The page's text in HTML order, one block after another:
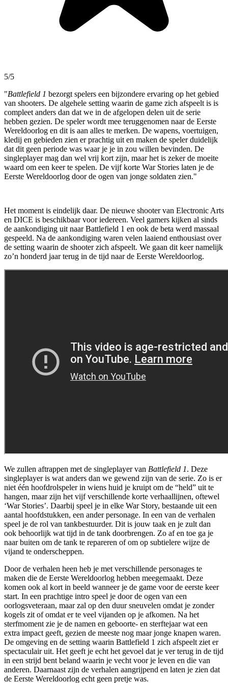
5/5
"Battlefield 1 bezorgt spelers een bijzondere ervaring op het gebied
van shooters. De algehele setting waarin de game zich afspeelt is is
compleet anders dan dat we in de afgelopen delen uit de serie
hebben gezien. De speler wordt mee teruggenomen naar de Eerste
Wereldoorlog en dit is aan alles te merken. De wapens, voertuigen,
kledij en gebieden zien er prachtig uit en maken de speler duidelijk
dat dit geen periode was waar je je in zou willen bevinden. De
singleplayer mag dan wel vrij kort zijn, maar het is zeker de moeite
waard om een keer te spelen. De vijf korte War Stories laten je de
Eerste Wereldoorlog door de ogen van jonge soldaten zien."
Het moment is eindelijk daar. De nieuwe shooter van Electronic Arts
en DICE is beschikbaar voor iedereen. Veel gamers kijken al sinds
de aankondiging uit naar Battlefield 1 en ook de beta werd massaal
gespeeld. Na de aankondiging waren velen laaiend enthousiast over
de setting waarin de shooter zich afspeelt. We gaan dit keer namelijk
zo’n honderd jaar terug in de tijd naar de Eerste Wereldoorlog.
We zullen aftrappen met de singleplayer van Battlefield 1. Deze
singleplayer is wat anders dan we gewend zijn van de serie. Zo is er
niet één hoofdrolspeler in wiens huid je kruipt om de “held” uit te
hangen, maar zijn het vijf verschillende korte verhaallijnen, oftewel
‘War Stories’. Daarbij speel je in elke War Story, bestaande uit een
aantal hoofdstukken, een ander personage. In een van de verhalen
speel je de rol van tankbestuurder. Dit is jouw taak en je zult dan
ook behoorlijk wat tijd in de tank doorbrengen. Zo af en toe ga je
naar buiten om de tank te repareren of om op subtielere wijze de
vijand te onderscheppen.
Door de verhalen heen heb je met verschillende personages te
maken die de Eerste Wereldoorlog hebben meegemaakt. Deze
komen ook al kort in beeld wanneer je de game voor de eerste keer
start. In een prachtige intro speel je door de ogen van een
oorlogsveteraan, maar zal op den duur sneuvelen omdat je zonder
kogels zit of omdat er te veel vijanden op je afkomen. Na het
sterfmoment zie je de namen en geboorte- en sterftejaar wat een
extra impact geeft, gezien de meeste nog maar jonge knapen waren.
De omgeving en de setting waarin Battlefield 1 zich afspeelt ziet er
spectaculair uit. Het geeft je echt het gevoel dat je ver terug in de tijd
in een strijd bent beland waarin je vecht voor je leven en die van
anderen. Daarnaast zijn de verhalen aangrijpend en laten je zien dat
de Eerste Wereldoorlog echt geen pretje was.